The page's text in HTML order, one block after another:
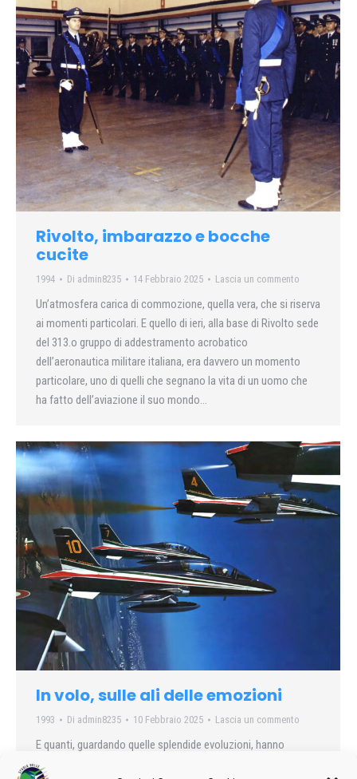
Rivolto, imbarazzo e bocche
cucite
1994 Di admin8235 14 Febbraio 2025 Lascia un commento
Un’atmosfera carica di commozione, quella vera, che si riserva
ai momenti particolari. E quello di ieri, alla base di Rivolto sede
del 313.o gruppo di addestramento acrobatico
dell’aeronautica militare italiana, era davvero un momento
particolare, uno di quelli che segnano la vita di un uomo che
ha fatto dell’aviazione il suo mondo…
In volo, sulle ali delle emozioni
1993 Di admin8235 10 Febbraio 2025 Lascia un commento
E quanti, guardando quelle splendide evoluzioni, hanno
cercato di immaginare cosa si potesse provare ad essere a